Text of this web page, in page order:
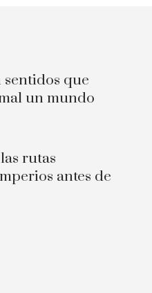
sentidos que
un mundo
rutas
antes de